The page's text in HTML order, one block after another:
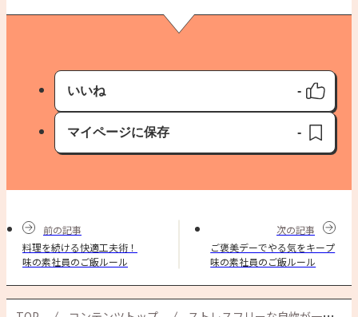
いいね
いいね済み
-
マイページに保存
保存済み
-
前の記事
料理を続ける快適工夫術！
味の素社員のご飯ルール
次の記事
ご褒美デーでやる気をキープ
味の素社員のご飯ルール